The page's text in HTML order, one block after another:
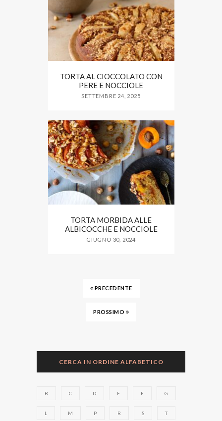
TORTA AL CIOCCOLATO CON
PERE E NOCCIOLE
SETTEMBRE 24, 2025
TORTA MORBIDA ALLE
ALBICOCCHE E NOCCIOLE
GIUGNO 30, 2024
PRECEDENTE
PROSSIMO
CERCA IN ORDINE ALFABETICO
B C D E F G
L M P R S T